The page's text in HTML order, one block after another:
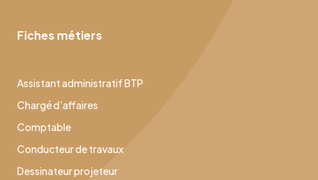
Fiches métiers
Assistant administratif BTP
Chargé d’affaires
Comptable
Conducteur de travaux
Dessinateur projeteur